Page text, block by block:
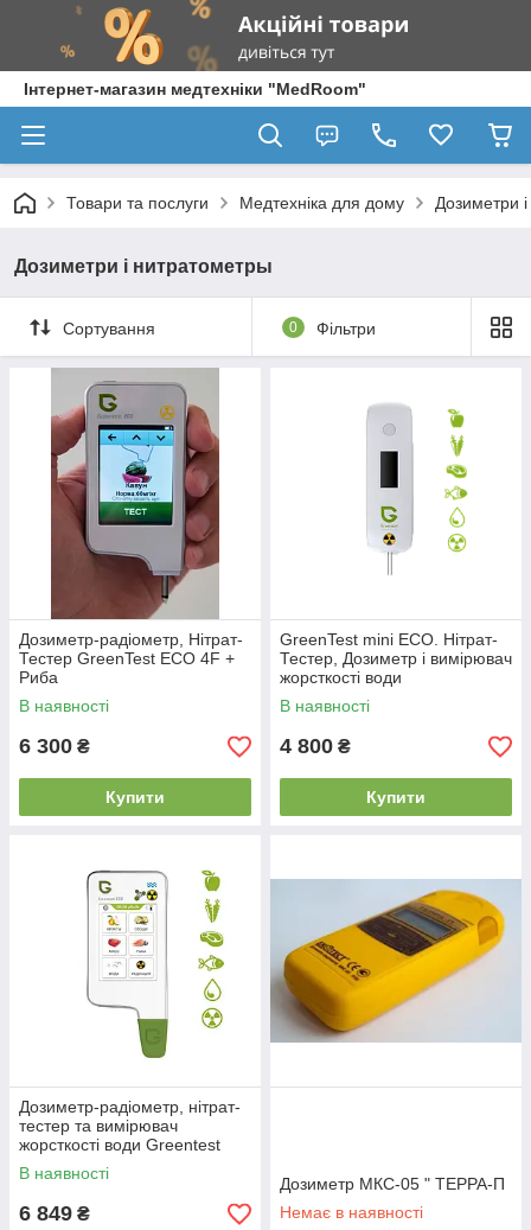
Інтернет-магазин медтехніки "MedRoom"
Товари та послуги Медтехніка для дому Дозиметри
Дозиметри і нитратометры
Сортування 0 Фільтри
Дозиметр-радіометр, Нітрат-
Тестер GreenTest ECO 4F +
Риба
В наявності
6 300 ₴
Купити
GreenTest mini ECO. Нітрат-
Тестер, Дозиметр і вимірювач
жорсткості води
В наявності
4 800 ₴
Купити
Дозиметр-радіометр, нітрат-
тестер та вимірювач
жорсткості води Greentest
eco 6 + риба
В наявності
6 849 ₴
Дозиметр МКС-05 " ТЕРРА-П
Немає в наявності